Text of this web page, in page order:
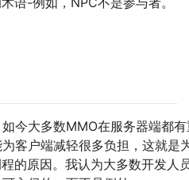
今大多数MMO在服务器端都
客户端减轻很多负担，这就是
的原因。我认为大多数开发人